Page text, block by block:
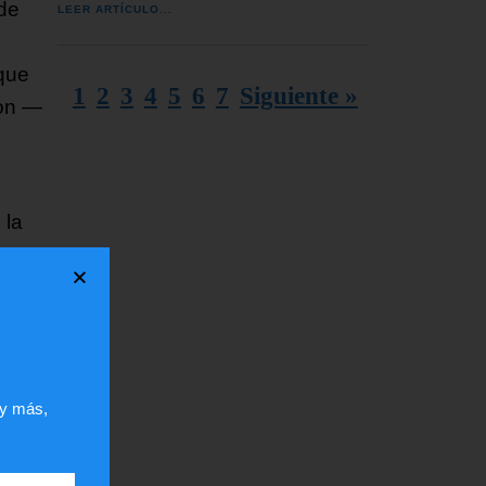
—
la
y
LEER ARTÍCULO...
1 2 3 4 5 6 7 Siguiente »
más,